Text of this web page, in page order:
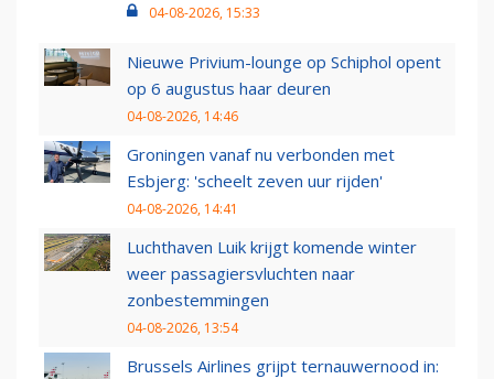
04-08-2026, 15:33
Nieuwe Privium-lounge op Schiphol opent
op 6 augustus haar deuren
04-08-2026, 14:46
Groningen vanaf nu verbonden met
Esbjerg: 'scheelt zeven uur rijden'
04-08-2026, 14:41
Luchthaven Luik krijgt komende winter
weer passagiersvluchten naar
zonbestemmingen
04-08-2026, 13:54
Brussels Airlines grijpt ternauwernood in: